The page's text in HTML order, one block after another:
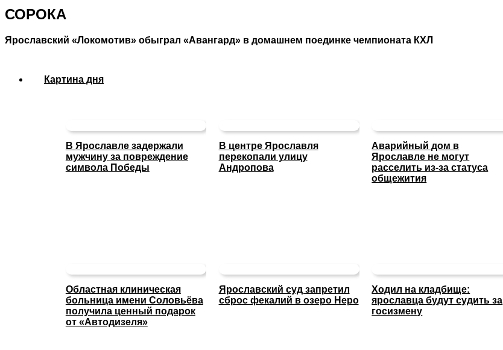
СОРОКА
Ярославский «Локомотив» обыграл «Авангард» в домашнем поединке чемпионата КХЛ
Картина дня
В Ярославле задержали
мужчину за повреждение
символа Победы
В центре Ярославля
перекопали улицу
Андропова
Аварийный дом в
Ярославле не могут
расселить из-за статуса
общежития
Областная клиническая
больница имени Соловьёва
получила ценный подарок
от «Автодизеля»
Ярославский суд запретил
сброс фекалий в озеро Неро
Ходил на кладбище:
ярославца будут судить за
госизмену